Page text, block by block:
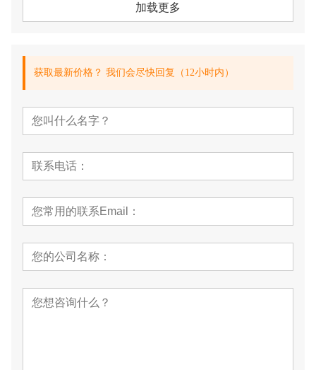
加载更多
获取最新价格？ 我们会尽快回复（12小时内）